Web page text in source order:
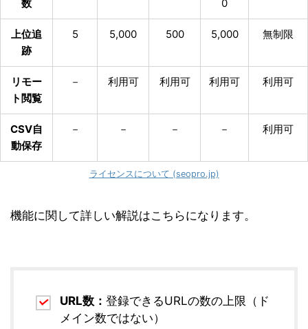
数
0
上位追
跡
5 5,000 500 5,000 無制限
リモー
ト閲覧
－ 利用可 利用可 利用可 利用可
CSV自
動保存
－ － － － 利用可
ライセンスについて (seopro.jp)
機能に関して詳しい解説はこちらになります。
URL数： 登録できるURLの数の上限（ド
メイン数ではない）